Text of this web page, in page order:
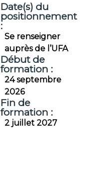
Date(s) du
positionnement
:
Se renseigner
auprès de l’UFA
Début de
formation :
24 septembre
2026
Fin de
formation :
2 juillet 2027